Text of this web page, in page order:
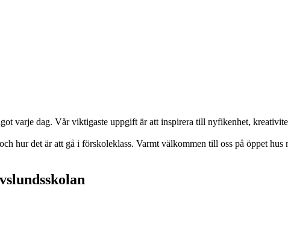
varje dag. Vår viktigaste uppgift är att inspirera till nyfikenhet,
hur det är att gå i förskoleklass. Varmt välkommen till oss på öppet